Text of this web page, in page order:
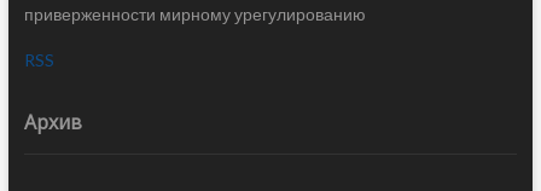
приверженности мирному урегулированию
RSS
Архив